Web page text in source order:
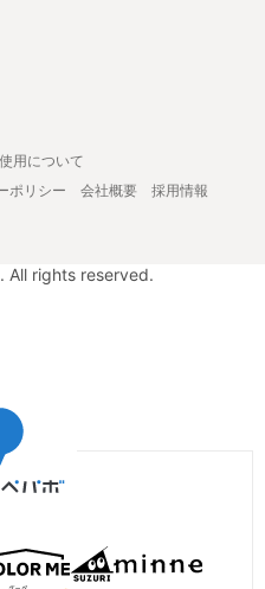
用について
ポリシー 会社概要
採用情報
All rights reserved.